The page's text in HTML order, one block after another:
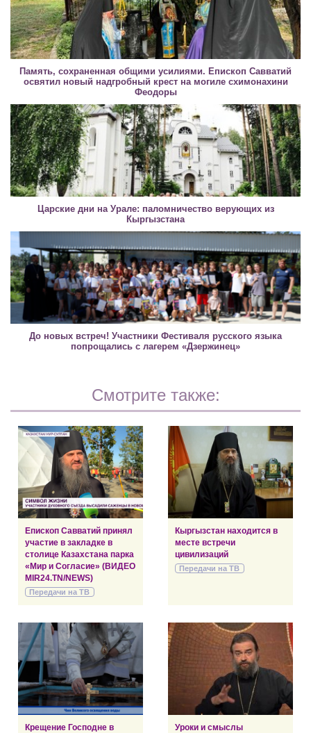
Память, сохраненная общими усилиями. Епископ Савватий
освятил новый надгробный крест на могиле схимонахини
Феодоры
Царские дни на Урале: паломничество верующих из
Кыргызстана
До новых встреч! Участники Фестиваля русского языка
попрощались с лагерем «Дзержинец»
Смотрите также:
Епископ Савватий принял
участие в закладке в
столице Казахстана парка
«Мир и Согласие» (ВИДЕО
MIR24.TN/NEWS)
Передачи на ТВ
Кыргызстан находится в
месте встречи
цивилизаций
Передачи на ТВ
Крещение Господне в
Уроки и смыслы